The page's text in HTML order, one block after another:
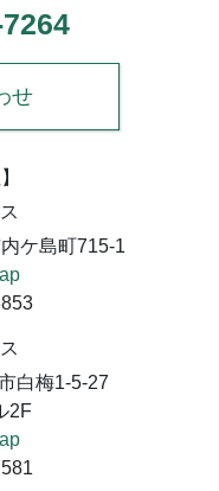
せ
ケ島町715-1
白梅1-5-27
2F